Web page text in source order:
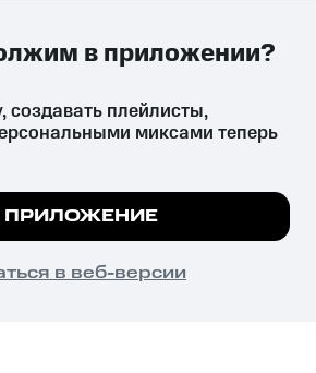
ПРИЛОЖЕНИЕ
их аналогов причиняет вред здоровью,
запрещён и влечёт установленную
чтобы на сайте все
ПОНЯТНО
плейлисты,
миксами теперь
ПРИЛОЖЕНИЕ
в веб-версии